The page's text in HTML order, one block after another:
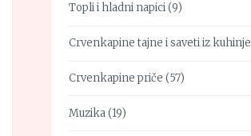
Topli i hladni napici(9)
Crvenkapine tajne i saveti iz kuhinje
Crvenkapine priče (57)
Muzika(19)